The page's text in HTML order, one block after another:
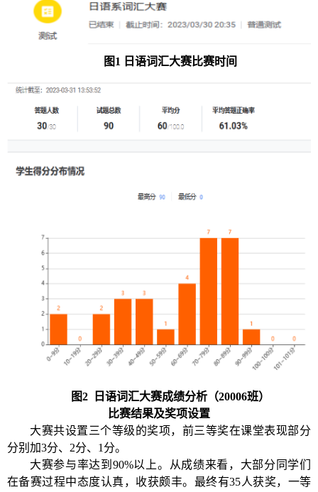
图1 日语词汇大赛比赛时间
图2 日语词汇大赛成绩分析（20006班）
比赛结果及奖项设置
大赛共设置三个等级的奖项， 前三等奖在课堂表现部分
分别加3分、2分、1分。
大赛参与率达到 90%以上。从成绩来看，大部分同学们
在备赛过程中态度认真，收获颇丰。最终有35人获奖，一等